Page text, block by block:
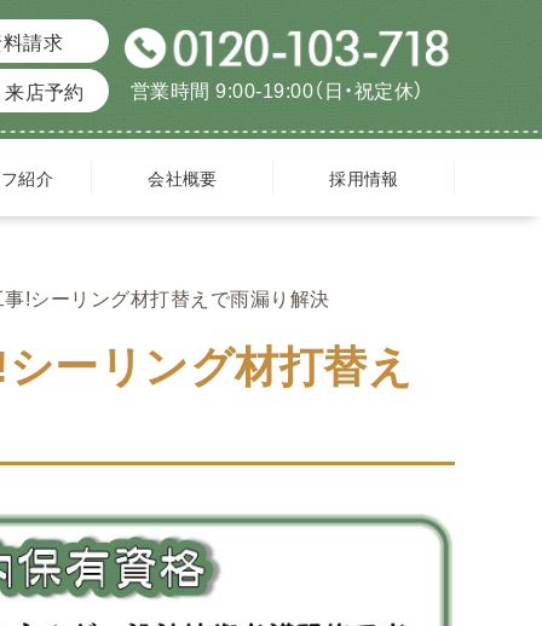
請求
来店予約
営業時間 9:00-19:00（日・祝定休）
紹介 会社概要 採用情報
!シーリング材打替えで雨漏り解決
ーリング材打替え